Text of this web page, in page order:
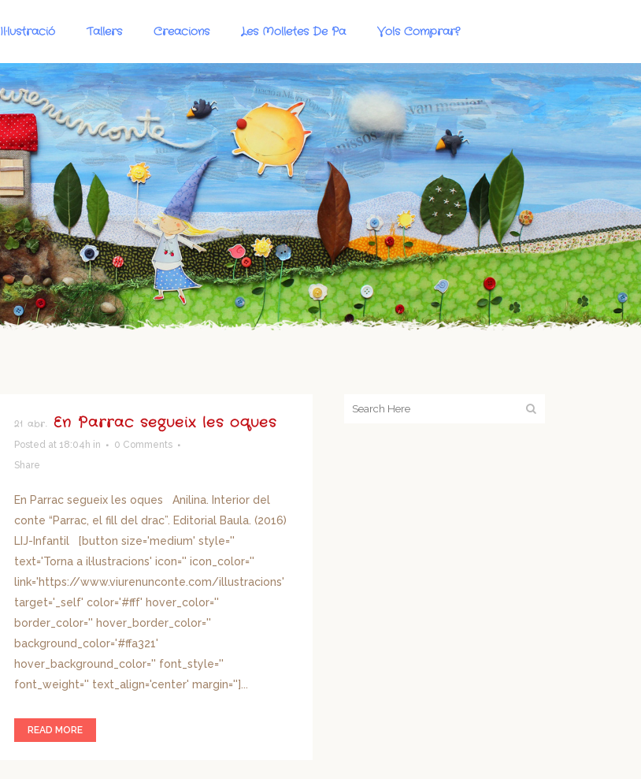
Il·lustració Tallers Creacions Les Molletes De Pa Vols Comprar?
21 abr. En Parrac segueix les oques
Posted at 18:04h in
0 Comments
Share
En Parrac segueix les oques Anilina. Interior del
conte “Parrac, el fill del drac”. Editorial Baula. (2016)
LIJ-Infantil [button size='medium' style=''
text='Torna a il·lustracions' icon='' icon_color=''
link='https://www.viurenunconte.com/illustracions'
target='_self' color='#fff' hover_color=''
border_color='' hover_border_color=''
background_color='#ffa321'
hover_background_color='' font_style=''
font_weight='' text_align='center' margin='']...
READ MORE